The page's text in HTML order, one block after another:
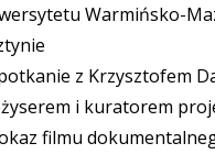
Warmińsko-
z Krzysztofem
i kuratorem
filmu